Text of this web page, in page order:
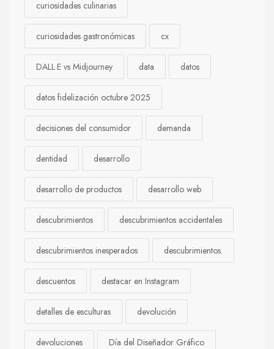
curiosidades culinarias
curiosidades gastronómicas cx
DALL·E vs Midjourney data datos
datos fidelización octubre 2025
decisiones del consumidor demanda
dentidad desarrollo
desarrollo de productos desarrollo web
descubrimientos descubrimientos accidentales
descubrimientos inesperados descubrimientos.
descuentos destacar en Instagram
detalles de esculturas devolución
devoluciones Día del Diseñador Gráfico